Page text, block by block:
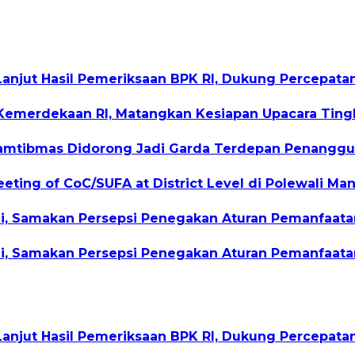
Hasil Pemeriksaan BPK RI, Dukung
RI, Matangkan Kesiapan Upacara
Didorong Jadi Garda Terdepan
of CoC/SUFA at District Level di Polewali
Samakan Persepsi Penegakan Aturan
Samakan Persepsi Penegakan Aturan
Hasil Pemeriksaan BPK RI, Dukung